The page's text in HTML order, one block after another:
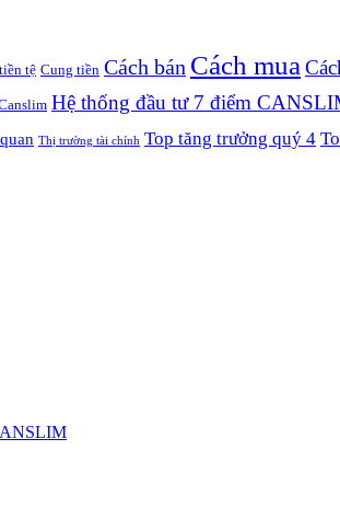
tệ Cung tiền Cách bán Cách mua
Hệ thống đầu tư 7 điểm
Thị trường tài chính Top tăng trưởng quý 4